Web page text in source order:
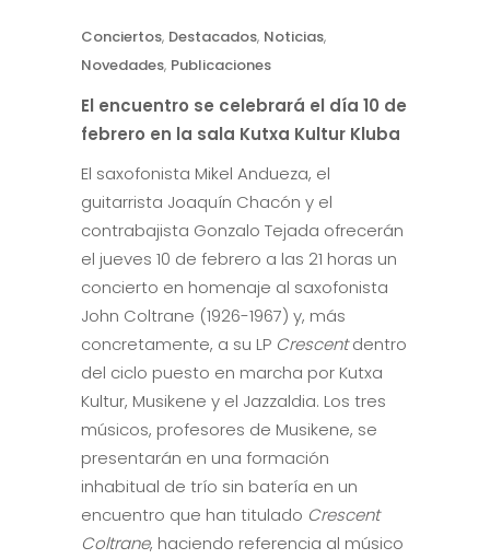
Conciertos, Destacados, Noticias,
Novedades, Publicaciones
El encuentro se celebrará el día 10 de
febrero en la sala Kutxa Kultur Kluba
El saxofonista Mikel Andueza, el
guitarrista Joaquín Chacón y el
contrabajista Gonzalo Tejada ofrecerán
el jueves 10 de febrero a las 21 horas un
concierto en homenaje al saxofonista
John Coltrane (1926-1967) y, más
concretamente, a su LP Crescentdentro
del ciclo puesto en marcha por Kutxa
Kultur, Musikene y el Jazzaldia. Los tres
músicos, profesores de Musikene, se
presentarán en una formación
inhabitual de trío sin batería en un
encuentro que han titulado Crescent
Coltrane, haciendo referencia al músico